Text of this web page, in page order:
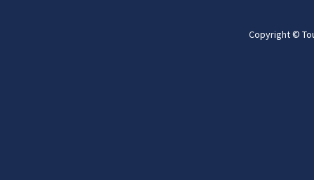
Copyright ©